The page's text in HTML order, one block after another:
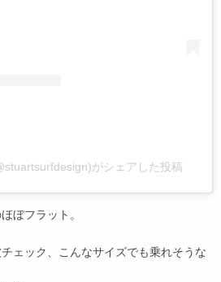
がシェアした投稿
ぼフラット。
ェック、こんなサイズでも乗れそうな